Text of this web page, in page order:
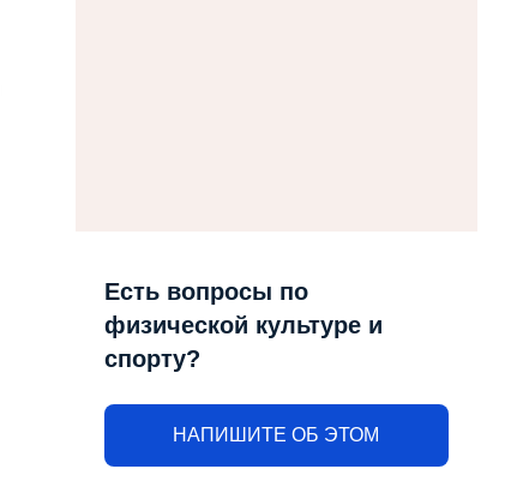
Есть вопросы по
физической культуре и
спорту?
НАПИШИТЕ ОБ ЭТОМ